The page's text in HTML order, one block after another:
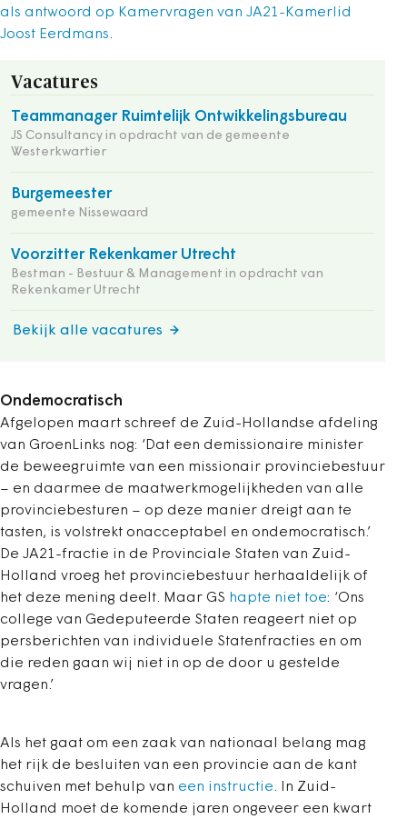
als antwoord op Kamervragen van JA21-Kamerlid
Joost Eerdmans.
Vacatures
Teammanager Ruimtelijk Ontwikkelingsbureau
JS Consultancy in opdracht van de gemeente
Westerkwartier
Burgemeester
gemeente Nissewaard
Voorzitter Rekenkamer Utrecht
Bestman - Bestuur & Management in opdracht van
Rekenkamer Utrecht
Bekijk alle vacatures
Ondemocratisch
Afgelopen maart schreef de Zuid-Hollandse afdeling
van GroenLinks nog: ‘ Dat een demissionaire minister
de beweegruimte van een missionair provinciebestuur
– en daarmee de maatwerkmogelijkheden van alle
provinciebesturen – op deze manier dreigt aan te
tasten, is volstrekt onacceptabel en ondemocratisch.’
De JA21-fractie in de Provinciale Staten van Zuid-
Holland vroeg het provinciebestuur herhaaldelijk of
het deze mening deelt. Maar GS hapte niet toe: ‘Ons
college van Gedeputeerde Staten reageert niet op
persberichten van individuele Statenfracties en om
die reden gaan wij niet in op de door u gestelde
vragen.’
Als het gaat om een zaak van nationaal belang mag
het rijk de besluiten van een provincie aan de kant
schuiven met behulp van een instructie. In Zuid-
Holland moet de komende jaren ongeveer een kwart